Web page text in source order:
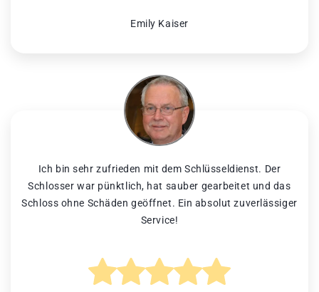
Emily Kaiser
Ich bin sehr zufrieden mit dem Schlüsseldienst. Der
Schlosser war pünktlich, hat sauber gearbeitet und das
Schloss ohne Schäden geöffnet. Ein absolut zuverlässiger
Service!